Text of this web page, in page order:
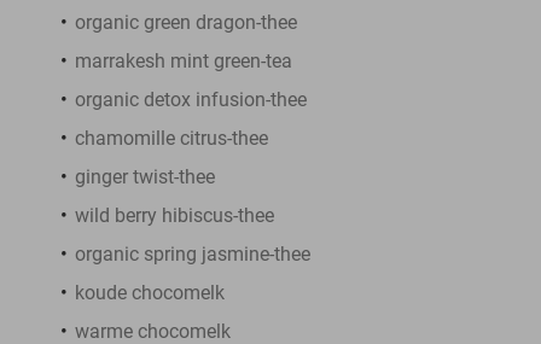
organic green dragon-thee
marrakesh mint green-tea
organic detox infusion-thee
chamomille citrus-thee
ginger twist-thee
wild berry hibiscus-thee
organic spring jasmine-thee
koude chocomelk
warme chocomelk